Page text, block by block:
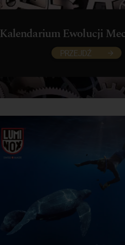
Kalendarium Ewolucji
PRZEJDŹ